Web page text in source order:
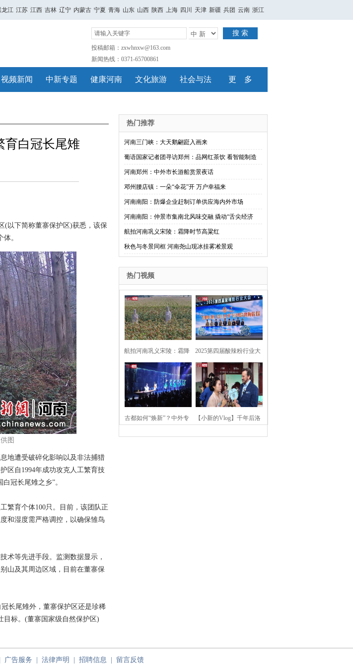
龙江 江苏 江西 吉林 辽宁 内蒙古 宁夏 青海 山东 山西 陕西 上海 四川 天津 新疆 兵团 云南 浙江
搜 索
投稿邮箱：zxwhnxw@163.com
新闻热线：0371-65700861
视频新闻 中新专题 健康河南 文化旅游 社会与法 更 多
育白冠长尾雉
下简称董寨保护区)获悉，该保
。
图
地遭受破碎化影响以及非法捕猎
区自1994年成功攻克人工繁育技
冠长尾雉之乡”。
育个体100只。目前，该团队正
和湿度需严格调控，以确保雏鸟
等先进手段。监测数据显示，
山及其周边区域，目前在董寨保
长尾雉外，董寨保护区还是珍稀
目标。(董寨国家级自然保护区)
热门推荐
河南三门峡：大天鹅翩跹入画来
葡语国家记者团寻访郑州：品网红茶饮 看智能制造
河南郑州：中外市长游船赏景夜话
邓州腰店镇：一朵“伞花”开 万户幸福来
河南南阳：防爆企业赶制订单供应海内外市场
河南南阳：仲景市集南北风味交融 撬动“舌尖经济
航拍河南巩义宋陵：霜降时节高粱红
秋色与冬景同框 河南尧山现冰挂雾凇景观
热门视频
航拍河南巩义宋陵：霜降
时节高粱红
2025第四届酸辣粉行业大
会在河南开封举行
古都如何“焕新”？中外专 【小新的Vlog】千年后洛
广告服务 法律声明 招聘信息 留言反馈